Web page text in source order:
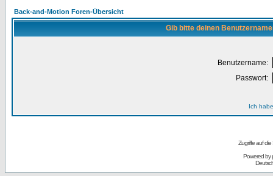
Back-and-Motion Foren-Übersicht
Gib bitte deinen
Benutzername:
Passwort:
Ich
Zugriffe auf
Powered by